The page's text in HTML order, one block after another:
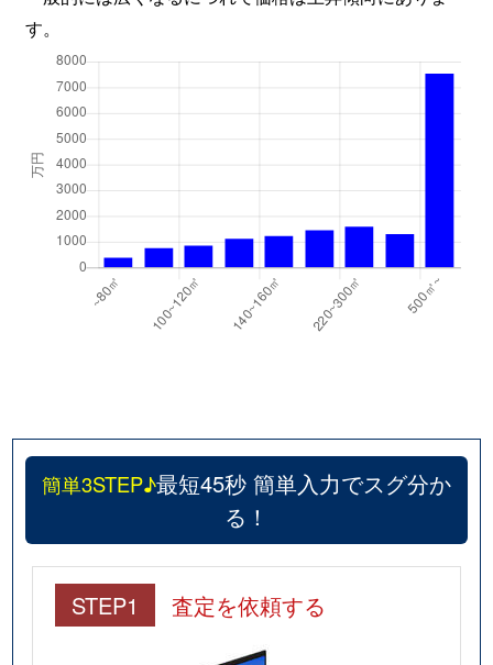
す。
簡単3STEP♪最短45秒 簡単入力でスグ分か
る！
STEP1 査定を依頼する